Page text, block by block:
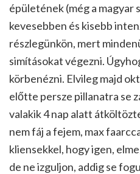
épületének (még a magyar
kevesebben és kisebb
részlegünkön, mert
simításokat végezni.
körbenézni. Elvileg majd
előtte persze pillanatra se
valakik 4 nap alatt
nem fáj a fejem, max
kliensekkel, hogy igen,
de ne izguljon, addig se